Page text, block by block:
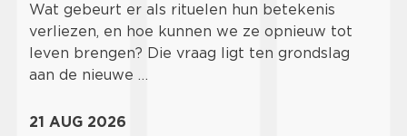
Wat gebeurt er als rituelen hun betekenis
verliezen, en hoe kunnen we ze opnieuw tot
leven brengen? Die vraag ligt ten grondslag
aan de nieuwe …
21 AUG 2026